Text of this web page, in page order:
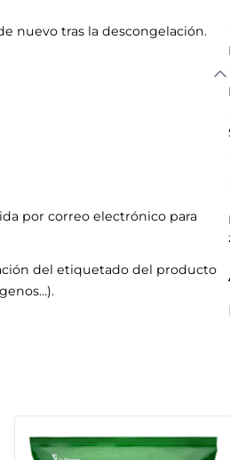
nuevo tras la descongelación.
por correo electrónico para
del etiquetado del producto